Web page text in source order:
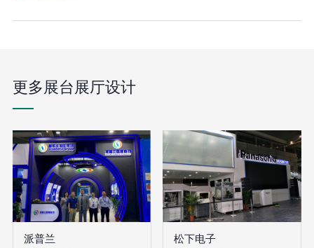
更多展台展厅设计
派普兰 松下电子